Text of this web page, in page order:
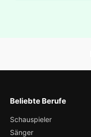
Beliebte Berufe
Schauspieler
Sänger